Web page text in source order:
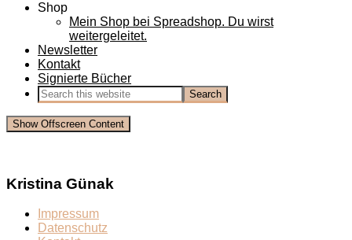
Shop
Mein Shop bei Spreadshop. Du wirst
weitergeleitet.
Newsletter
Kontakt
Signierte Bücher
Show Offscreen Content
Kristina Günak
Impressum
Datenschutz